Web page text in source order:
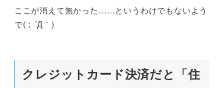
ここが消えて無かった……というわけでもないよう
で(；´Д｀)
クレジットカード決済だと「住